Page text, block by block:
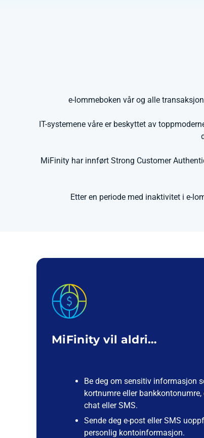
e-lommeboken vår og alle
IT-systemene våre er beskyttet av
MiFinity har innført Strong Customer
Etter en periode med inaktivitet i e-
MiFinity vil aldri…
Be deg om sensitiv informasjon
kortnumre eller
chat eller SMS.
Sende deg e-post eller SMS
personlig kontoinformasjon.